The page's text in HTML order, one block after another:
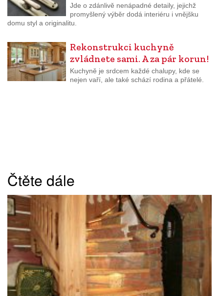
Jde o zdánlivě nenápadné detaily, jejichž
promyšlený výběr dodá interiéru i vnějšku
domu styl a originalitu.
Rekonstrukci kuchyně
zvládnete sami. A za pár korun!
Kuchyně je srdcem každé chalupy, kde se
nejen vaří, ale také schází rodina a přátelé.
Čtěte dále